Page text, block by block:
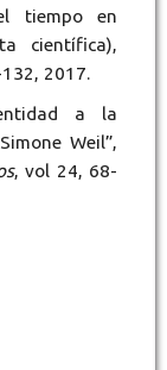
tiempo en
científica),
2017.
a la
Weil”,
, vol 24, 68-